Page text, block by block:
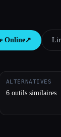
Online↗︎
ALTERNATIVES
6 outils similaires